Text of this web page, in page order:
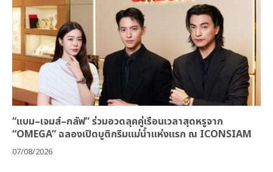
“แบม–เจมส์–กลัฟ” ร่วมอวดลุคคู่เรือนเวลาสุดหรูจาก
“OMEGA” ฉลองเปิดบูติกริมแม่น้ำแห่งแรก ณ ICONSIAM
07/08/2026